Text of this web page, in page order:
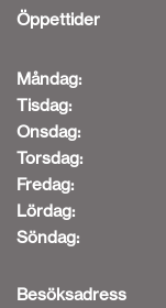
Öppettider
Måndag:
Tisdag:
Onsdag:
Torsdag:
Fredag:
Lördag:
Söndag:
Besöksadress